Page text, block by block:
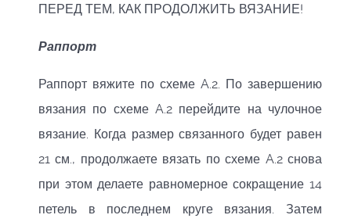
ПЕРЕД ТЕМ, КАК ПРОДОЛЖИТЬ ВЯЗАНИЕ!
Раппорт
Раппорт вяжите по схеме A.2. По завершению
вязания по схеме A.2 перейдите на чулочное
вязание. Когда размер связанного будет равен
21 см., продолжаете вязать по схеме A.2 снова
при этом делаете равномерное сокращение 14
петель в последнем круге вязания. Затем